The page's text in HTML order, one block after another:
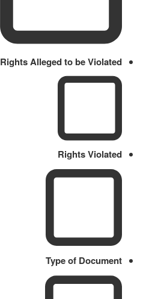
Rights Alleged to be Violated
Rights Violated
Type of Document